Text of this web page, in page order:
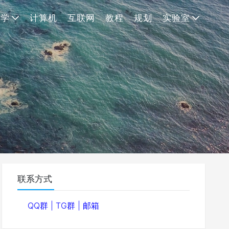
计算机 互联网 教程 规划 实验室
联系方式
QQ群 |TG群 邮箱